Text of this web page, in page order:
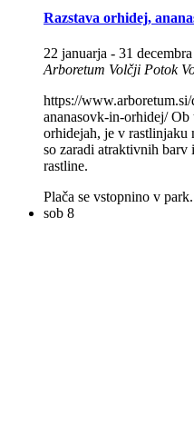
Razstava orhidej,
22 januarja - 31 decembra
Arboretum Volčji Potok
https://
ananasovk-in-orhidej/ Ob
orhidejah, je v rastlinjaku
so zaradi atraktivnih
rastline.
Plača se vstopnino v park.
sob 8